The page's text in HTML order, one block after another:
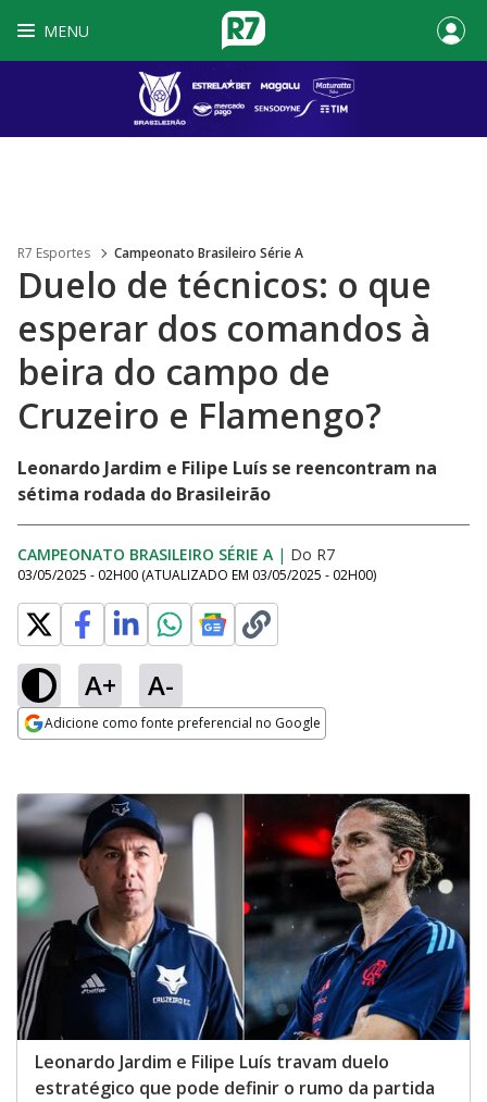
MENU
R7 Esportes Campeonato Brasileiro Série A
Duelo de técnicos: o que
esperar dos comandos à
beira do campo de
Cruzeiro e Flamengo?
Leonardo Jardim e Filipe Luís se reencontram na
sétima rodada do Brasileirão
CAMPEONATO BRASILEIRO SÉRIE A | Do R7
03/05/2025 - 02H00 (ATUALIZADO EM 03/05/2025 - 02H00)
A+ A-
Adicione como fonte preferencial no Google
Leonardo Jardim e Filipe Luís travam duelo
estratégico que pode definir o rumo da partida